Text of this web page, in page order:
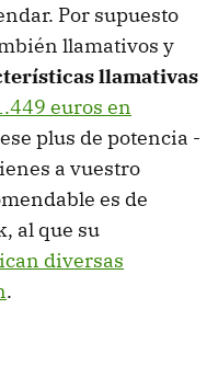
Por supuesto
llamativos y
llamativas
euros en
plus de potencia -
a vuestro
es de
al que su
diversas
.